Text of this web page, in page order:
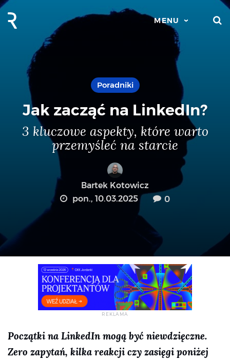
MENU
Poradniki
Jak zacząć na LinkedIn?
3 kluczowe aspekty, które warto
przemyśleć na starcie
Bartek Kotowicz
pon., 10.03.2025
0
Początki na LinkedIn mogą być niewdzięczne.
Zero zapytań, kilka reakcji czy zasięgi poniżej